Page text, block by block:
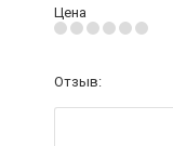
Цена
Отзыв: